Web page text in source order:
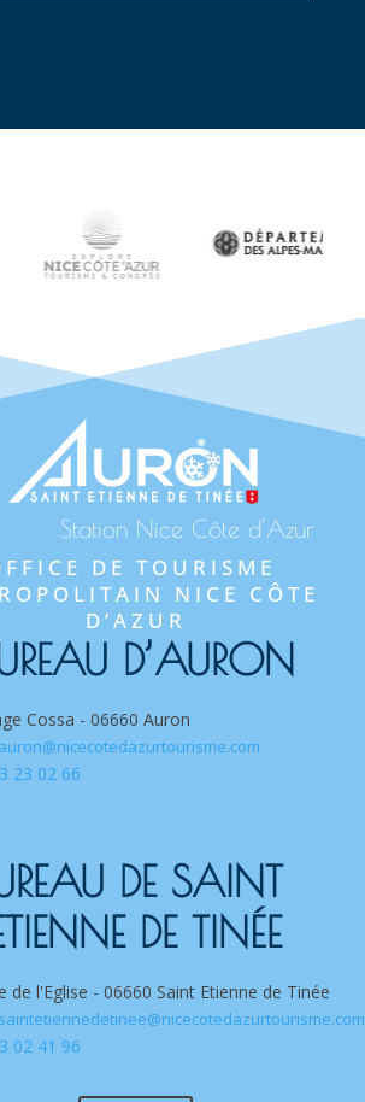
Station Nice Côte d'Azur
DE TOURISME
NICE CÔTE
D’AZUR
D’AURON
Cossa - 06660 Auron
23 02 66
DE SAINT
DE TINÉE
de l'Eglise - 06660 Saint Etienne de Tinée
02 41 96